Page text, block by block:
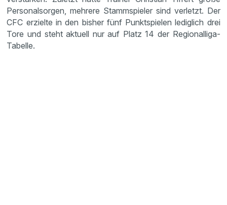
Personalsorgen, mehrere Stammspieler sind verletzt. Der
CFC erzielte in den bisher fünf Punktspielen lediglich drei
Tore und steht aktuell nur auf Platz 14 der Regionalliga-
Tabelle.